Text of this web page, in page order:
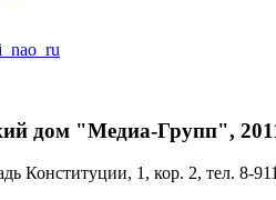
дом "Медиа-Групп",
Конституции, 1, кор. 2, тел. 8-